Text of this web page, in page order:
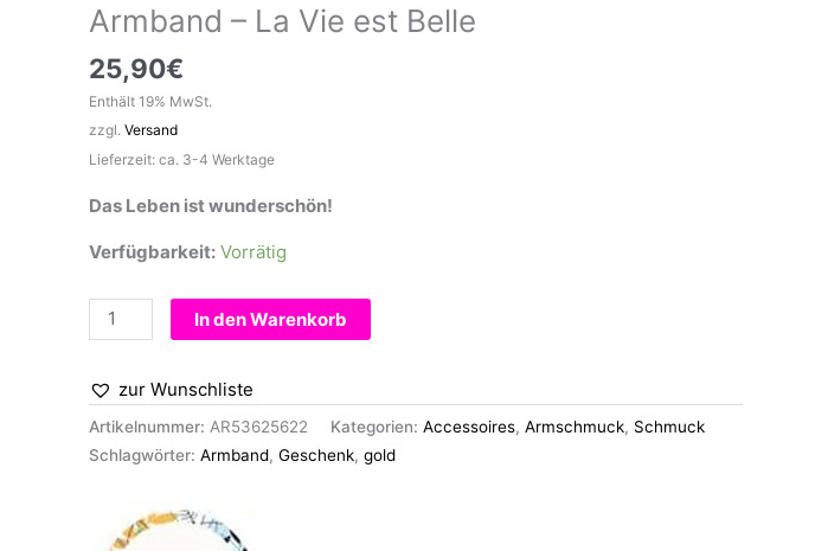
Armband – La Vie est Belle
25,90€
Enthält 19% MwSt.
zzgl. Versand
Lieferzeit: ca. 3-4 Werktage
Das Leben ist wunderschön!
Verfügbarkeit: Vorrätig
Armband
-
Vie
est
Belle
In den Warenkorb
zur Wunschliste
Artikelnummer: AR53625622 Kategorien: Accessoires, Armschmuck, Schmuck
Schlagwörter: Armband, Geschenk, gold